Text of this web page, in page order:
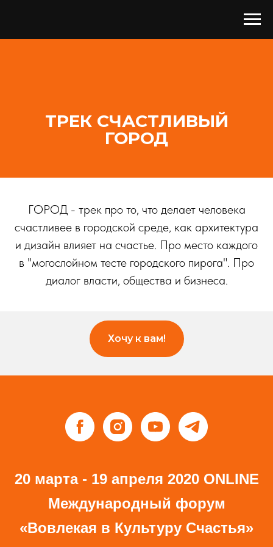
ТРЕК СЧАСТЛИВЫЙ
ГОРОД
ГОРОД - трек про то, что делает человека
счастливее в городской среде, как архитектура
и дизайн влияет на счастье. Про место каждого
в "могослойном тесте городского пирога". Про
диалог власти, общества и бизнеса.
Хочу к вам!
20 марта - 19 апреля 2020 ONLINE
Международный форум
«Вовлекая в Культуру Счастья»